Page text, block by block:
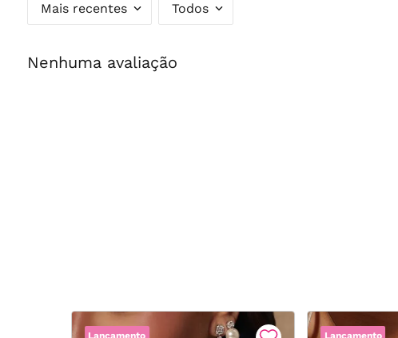
Mais recentes Todos
Nenhuma avaliação
Lançamento Lançamento